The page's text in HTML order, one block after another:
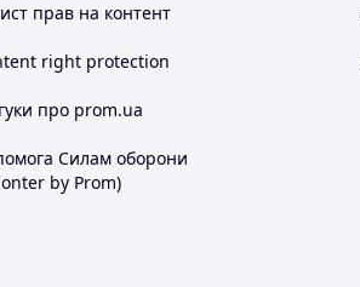
прав на контент
right protection
про prom.ua
Силам оборони
by Prom)